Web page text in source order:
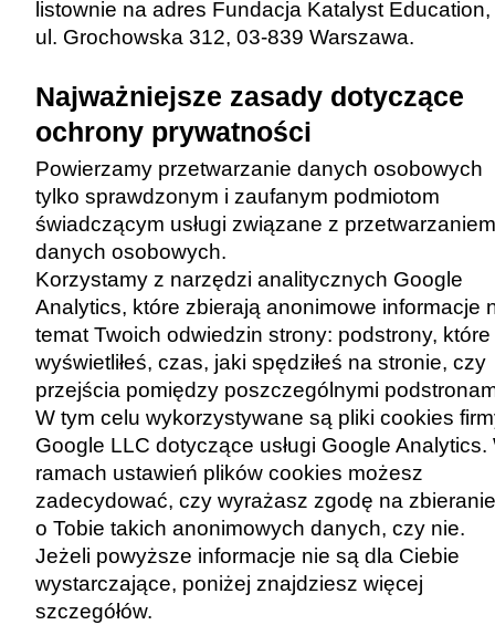
listownie na adres Fundacja Katalyst Education,
ul. Grochowska 312, 03-839 Warszawa.
Najważniejsze zasady dotyczące
ochrony prywatności
Powierzamy przetwarzanie danych osobowych
tylko sprawdzonym i zaufanym podmiotom
świadczącym usługi związane z przetwarzaniem
danych osobowych.
Korzystamy z narzędzi analitycznych Google
Analytics, które zbierają anonimowe informacje
temat Twoich odwiedzin strony: podstrony, które
wyświetliłeś, czas, jaki spędziłeś na stronie, czy
przejścia pomiędzy poszczególnymi
W tym celu wykorzystywane są pliki cookies
Google LLC dotyczące usługi Google Analytics.
ramach ustawień plików cookies możesz
zadecydować, czy wyrażasz zgodę na zbieranie
o Tobie takich anonimowych danych, czy nie.
Jeżeli powyższe informacje nie są dla Ciebie
wystarczające, poniżej znajdziesz więcej
szczegółów.